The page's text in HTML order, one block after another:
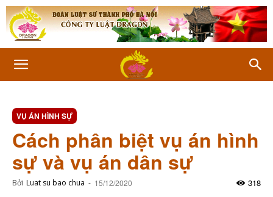
VỤ ÁN HÌNH SỰ
Cách phân biệt vụ án hình
sự và vụ án dân sự
Bởi Luat su bao chua - 15/12/2020 318